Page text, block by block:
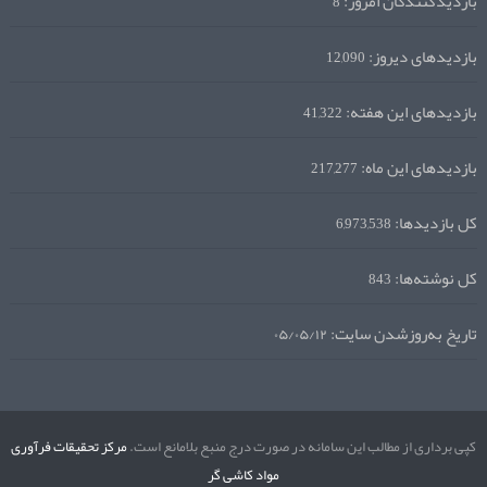
بازدیدهای دیروز:12,090
بازدیدهای این هفته:41,322
بازدیدهای این ماه:217,277
کل بازدیدها:6,973,538
کل نوشته‌ها:843
تاریخ به‌روزشدن سایت:۰۵/۰۵/۱۲
کپی برداری از مطالب این سامانه در صورت درج منبع بلامانع است.مرکز تحقیقات فرآوری
مواد کاشی گر